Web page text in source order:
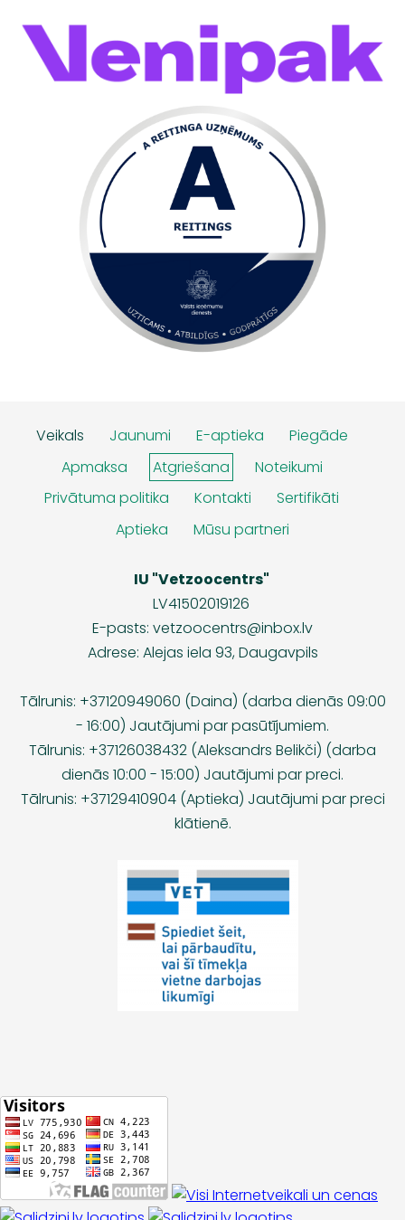
Veikals Jaunumi E-aptieka
Piegāde
Apmaksa
Atgriešana
Noteikumi
Privātuma politika
Kontakti
Sertifikāti
Aptieka
Mūsu partneri
IU "Vetzoocentrs"
LV41502019126
E-pasts: vetzoocentrs@inbox.lv
Adrese: Alejas iela 93, Daugavpils
Tālrunis: +37120949060 (Daina) (darba dienās 09:00
- 16:00) Jautājumi par pasūtījumiem.
Tālrunis: +37126038432 (Aleksandrs Belikči) (darba
dienās 10:00 - 15:00) Jautājumi par preci.
Tālrunis: +37129410904 (Aptieka) Jautājumi par preci
klātienē.